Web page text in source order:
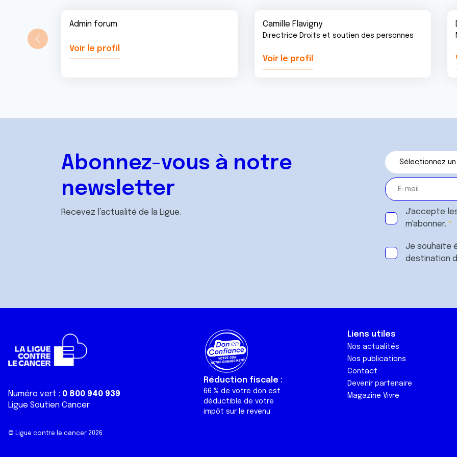
Admin forum
Voir le profil
Camille Flavigny
Directrice Droits et soutien des personnes
Voir le profil
Abonnez-vous à notre
newsletter
Recevez l’actualité de la Ligue.
J'accepte
m'abonner.
Je souhaite
destination
Numéro vert : 0 800 940 939
Ligue Soutien Cancer
Réduction fiscale :
66 % de votre don est
déductible de votre
impôt sur le revenu
Liens utiles
Nos actualités
Nos publications
Contact
Devenir partenaire
Magazine Vivre
© Ligue contre le cancer 2026